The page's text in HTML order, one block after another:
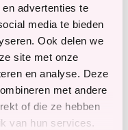
advertenties te
media te bieden
Ook delen we
site met onze
en analyse. Deze
met andere
of die ze hebben
van hun services.